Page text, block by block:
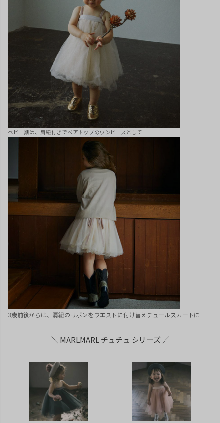
ベビー期は、肩紐付きでベアトップのワンピースとして
3歳前後からは、肩紐のリボンをウエストに付け替えチュールスカートに
＼ MARLMARL チュチュ シリーズ ／